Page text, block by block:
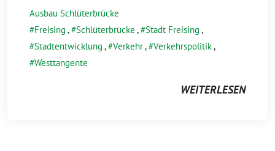
Ausbau Schlüterbrücke
Freising , Schlüterbrücke , Stadt Freising ,
Stadtentwicklung , Verkehr, Verkehrspolitik,
Westtangente
WEITERLESEN